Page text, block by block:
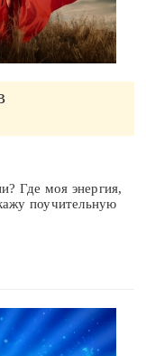
Где моя энергия,
поучительную